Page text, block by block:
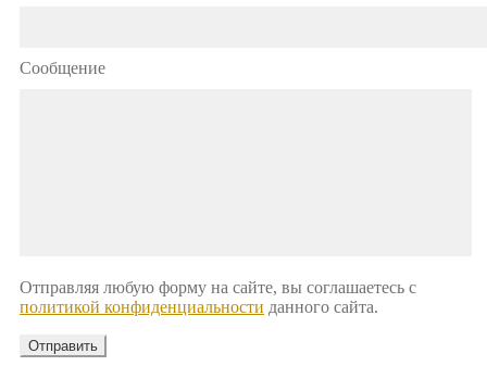
Сообщение
Отправляя любую форму на сайте, вы соглашаетесь с
политикой конфиденциальности данного сайта.